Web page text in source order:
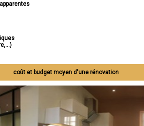
coût et budget moyen d'une rénovation